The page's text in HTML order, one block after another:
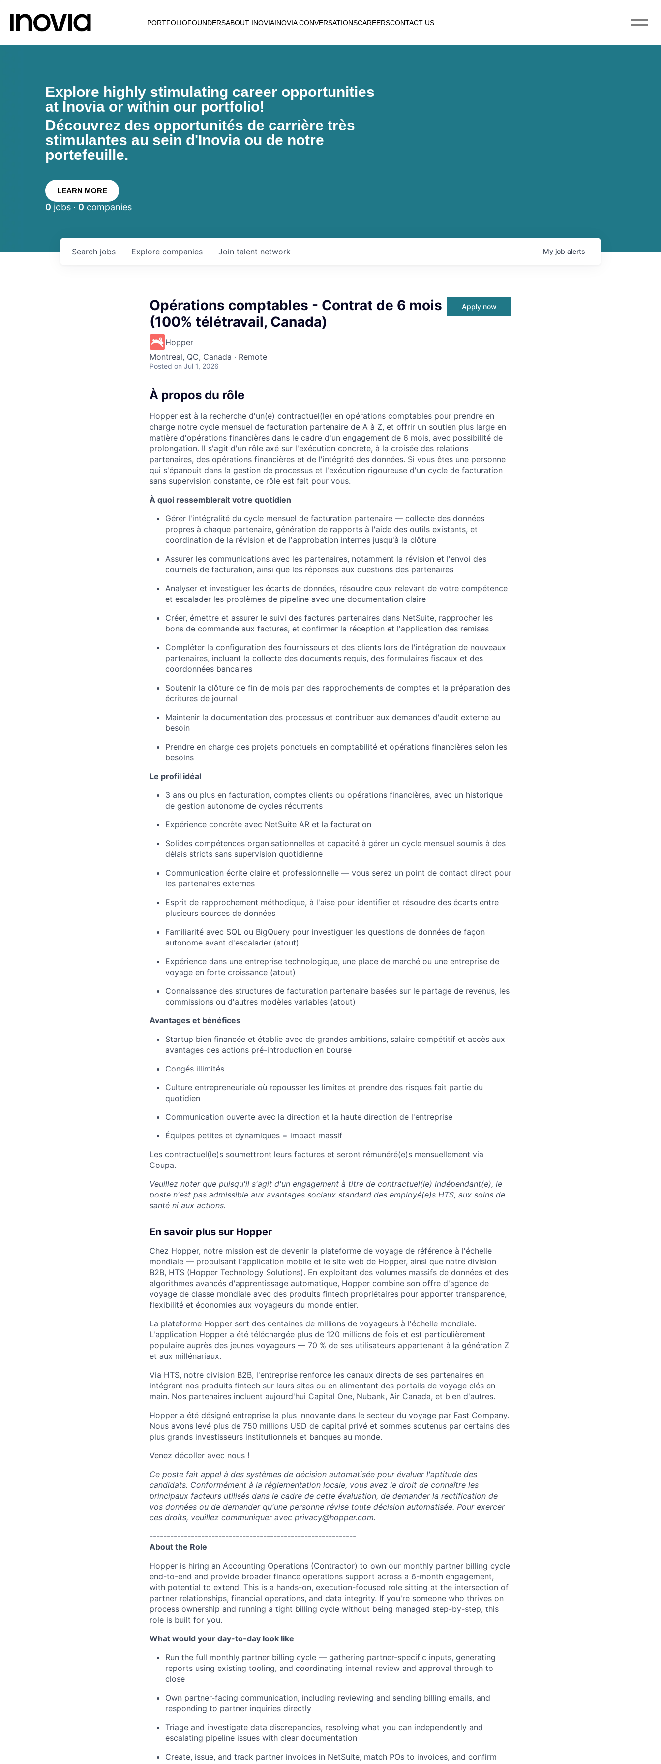
PORTFOLIOFOUNDERSABOUT INOVIAINOVIA CONVERSATIONSCAREERSCONTACT US
Explore highly stimulating career opportunities
at Inovia or within our portfolio!
Découvrez des opportunités de carrière très
stimulantes au sein d'Inovia ou de notre
portefeuille.
LEARN MORE
0 jobs · 0 companies
Search jobs Explore companies Join talent network My job alerts
Opérations comptables - Contrat de 6 mois
(100% télétravail, Canada)
Hopper
Montreal, QC, Canada · Remote
Posted on Jul 1, 2026
Apply now
À propos du rôle
Hopper est à la recherche d'un(e) contractuel(le) en opérations comptables pour prendre en
charge notre cycle mensuel de facturation partenaire de A à Z, et offrir un soutien plus large en
matière d'opérations financières dans le cadre d'un engagement de 6 mois, avec possibilité de
prolongation. Il s'agit d'un rôle axé sur l'exécution concrète, à la croisée des relations
partenaires, des opérations financières et de l'intégrité des données. Si vous êtes une personne
qui s'épanouit dans la gestion de processus et l'exécution rigoureuse d'un cycle de facturation
sans supervision constante, ce rôle est fait pour vous.
À quoi ressemblerait votre quotidien
Gérer l'intégralité du cycle mensuel de facturation partenaire — collecte des données
propres à chaque partenaire, génération de rapports à l'aide des outils existants, et
coordination de la révision et de l'approbation internes jusqu'à la clôture
Assurer les communications avec les partenaires, notamment la révision et l'envoi des
courriels de facturation, ainsi que les réponses aux questions des partenaires
Analyser et investiguer les écarts de données, résoudre ceux relevant de votre compétence
et escalader les problèmes de pipeline avec une documentation claire
Créer, émettre et assurer le suivi des factures partenaires dans NetSuite, rapprocher les
bons de commande aux factures, et confirmer la réception et l'application des remises
Compléter la configuration des fournisseurs et des clients lors de l'intégration de nouveaux
partenaires, incluant la collecte des documents requis, des formulaires fiscaux et des
coordonnées bancaires
Soutenir la clôture de fin de mois par des rapprochements de comptes et la préparation des
écritures de journal
Maintenir la documentation des processus et contribuer aux demandes d'audit externe au
besoin
Prendre en charge des projets ponctuels en comptabilité et opérations financières selon les
besoins
Le profil idéal
3 ans ou plus en facturation, comptes clients ou opérations financières, avec un historique
de gestion autonome de cycles récurrents
Expérience concrète avec NetSuite AR et la facturation
Solides compétences organisationnelles et capacité à gérer un cycle mensuel soumis à des
délais stricts sans supervision quotidienne
Communication écrite claire et professionnelle — vous serez un point de contact direct pour
les partenaires externes
Esprit de rapprochement méthodique, à l'aise pour identifier et résoudre des écarts entre
plusieurs sources de données
Familiarité avec SQL ou BigQuery pour investiguer les questions de données de façon
autonome avant d'escalader (atout)
Expérience dans une entreprise technologique, une place de marché ou une entreprise de
voyage en forte croissance (atout)
Connaissance des structures de facturation partenaire basées sur le partage de revenus, les
commissions ou d'autres modèles variables (atout)
Avantages et bénéfices
Startup bien financée et établie avec de grandes ambitions, salaire compétitif et accès aux
avantages des actions pré-introduction en bourse
Congés illimités
Culture entrepreneuriale où repousser les limites et prendre des risques fait partie du
quotidien
Communication ouverte avec la direction et la haute direction de l'entreprise
Équipes petites et dynamiques = impact massif
Les contractuel(le)s soumettront leurs factures et seront rémunéré(e)s mensuellement via
Coupa.
Veuillez noter que puisqu'il s'agit d'un engagement à titre de contractuel(le) indépendant(e), le
poste n'est pas admissible aux avantages sociaux standard des employé(e)s HTS, aux soins de
santé ni aux actions.
En savoir plus sur Hopper
Chez Hopper, notre mission est de devenir la plateforme de voyage de référence à l'échelle
mondiale — propulsant l'application mobile et le site web de Hopper, ainsi que notre division
B2B, HTS (Hopper Technology Solutions). En exploitant des volumes massifs de données et des
algorithmes avancés d'apprentissage automatique, Hopper combine son offre d'agence de
voyage de classe mondiale avec des produits fintech propriétaires pour apporter transparence,
flexibilité et économies aux voyageurs du monde entier.
La plateforme Hopper sert des centaines de millions de voyageurs à l'échelle mondiale.
L'application Hopper a été téléchargée plus de 120 millions de fois et est particulièrement
populaire auprès des jeunes voyageurs — 70 % de ses utilisateurs appartenant à la génération Z
et aux millénariaux.
Via HTS, notre division B2B, l'entreprise renforce les canaux directs de ses partenaires en
intégrant nos produits fintech sur leurs sites ou en alimentant des portails de voyage clés en
main. Nos partenaires incluent aujourd'hui Capital One, Nubank, Air Canada, et bien d'autres.
Hopper a été désigné entreprise la plus innovante dans le secteur du voyage par Fast Company.
Nous avons levé plus de 750 millions USD de capital privé et sommes soutenus par certains des
plus grands investisseurs institutionnels et banques au monde.
Venez décoller avec nous !
Ce poste fait appel à des systèmes de décision automatisée pour évaluer l'aptitude des
candidats. Conformément à la réglementation locale, vous avez le droit de connaître les
principaux facteurs utilisés dans le cadre de cette évaluation, de demander la rectification de
vos données ou de demander qu'une personne révise toute décision automatisée. Pour exercer
ces droits, veuillez communiquer avec privacy@hopper.com.
------------------------------------------------------------
About the Role
Hopper is hiring an Accounting Operations (Contractor) to own our monthly partner billing cycle
end-to-end and provide broader finance operations support across a 6-month engagement,
with potential to extend. This is a hands-on, execution-focused role sitting at the intersection of
partner relationships, financial operations, and data integrity. If you're someone who thrives on
process ownership and running a tight billing cycle without being managed step-by-step, this
role is built for you.
What would your day-to-day look like
Run the full monthly partner billing cycle — gathering partner-specific inputs, generating
reports using existing tooling, and coordinating internal review and approval through to
close
Own partner-facing communication, including reviewing and sending billing emails, and
responding to partner inquiries directly
Triage and investigate data discrepancies, resolving what you can independently and
escalating pipeline issues with clear documentation
Create, issue, and track partner invoices in NetSuite, match POs to invoices, and confirm